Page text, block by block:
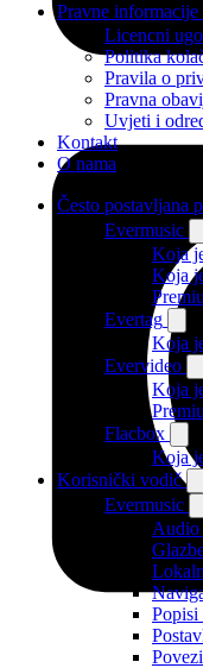
Pravne informacije
Licencni
Politika
Pravila o
Pravna
Uvjeti i
Kontakt
O nama
Često postavljana
Evermusic
Koja
Koja
Evertag
Koja
Evervideo
Koja
Flacbox
Koja
Korisnički vodič
Evermusic
Audio
Popisi